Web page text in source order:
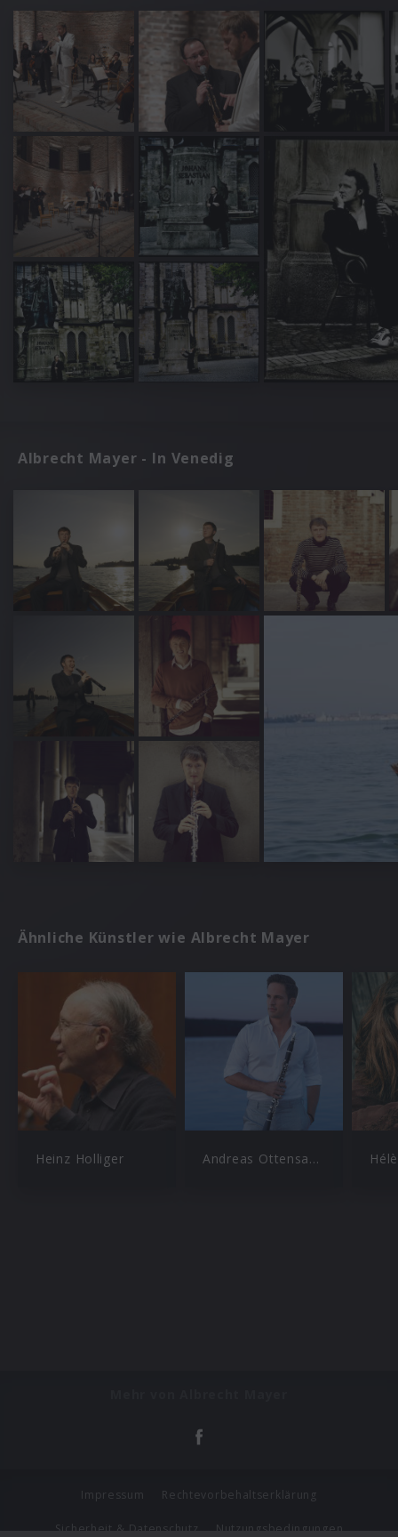
Albrecht Mayer - In Venedig
Ähnliche Künstler wie Albrecht Mayer
Heinz Holliger Andreas Ottensamer
Impressum Rechtevorbehaltserklärung
Sicherheit & Datenschutz Nutzungsbedingungen